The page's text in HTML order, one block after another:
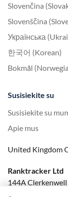
Slovenčina
Slovenščina
Українська
한국어 (Korean)
Bokmål
Susisiekite su
Susisiekite su
Apie mus
United Kingdom
Ranktracker Ltd
144A Clerkenwell